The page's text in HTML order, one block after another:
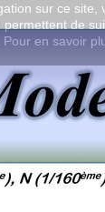
sur ce
de
en savoir